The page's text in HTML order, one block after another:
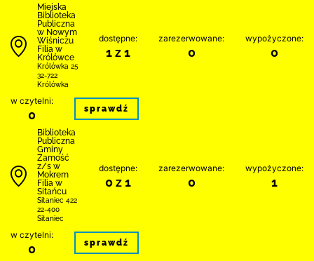
Miejska
Biblioteka
Publiczna
w Nowym
Wiśniczu
Filia w
Królówce
Królówka 25
32-722
Królówka
dostępne:
1 z 1
zarezerwowane:
0
wypożyczone:
0
w czytelni:
0 sprawdź
Biblio­teka
Publiczna
Gminy
Zamość
z/s w
Mokrem
Filia w
Sitańcu
Sitaniec 422
22-400
Sitaniec
dostępne:
0 z 1
zarezerwowane:
0
wypożyczone:
1
w czytelni:
0 sprawdź